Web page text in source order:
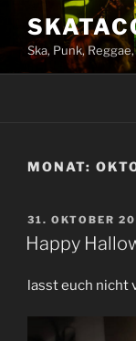
Inhalt
springenSka, Punk,
MONAT:
AM
31. OKTOBER
Happy
lasst euch nicht